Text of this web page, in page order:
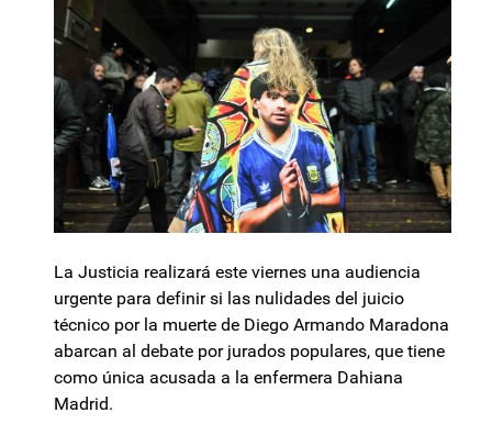
La Justicia realizará este viernes una audiencia
urgente para definir si las nulidades del juicio
técnico por la muerte de Diego Armando Maradona
abarcan al debate por jurados populares, que tiene
como única acusada a la enfermera Dahiana
Madrid.